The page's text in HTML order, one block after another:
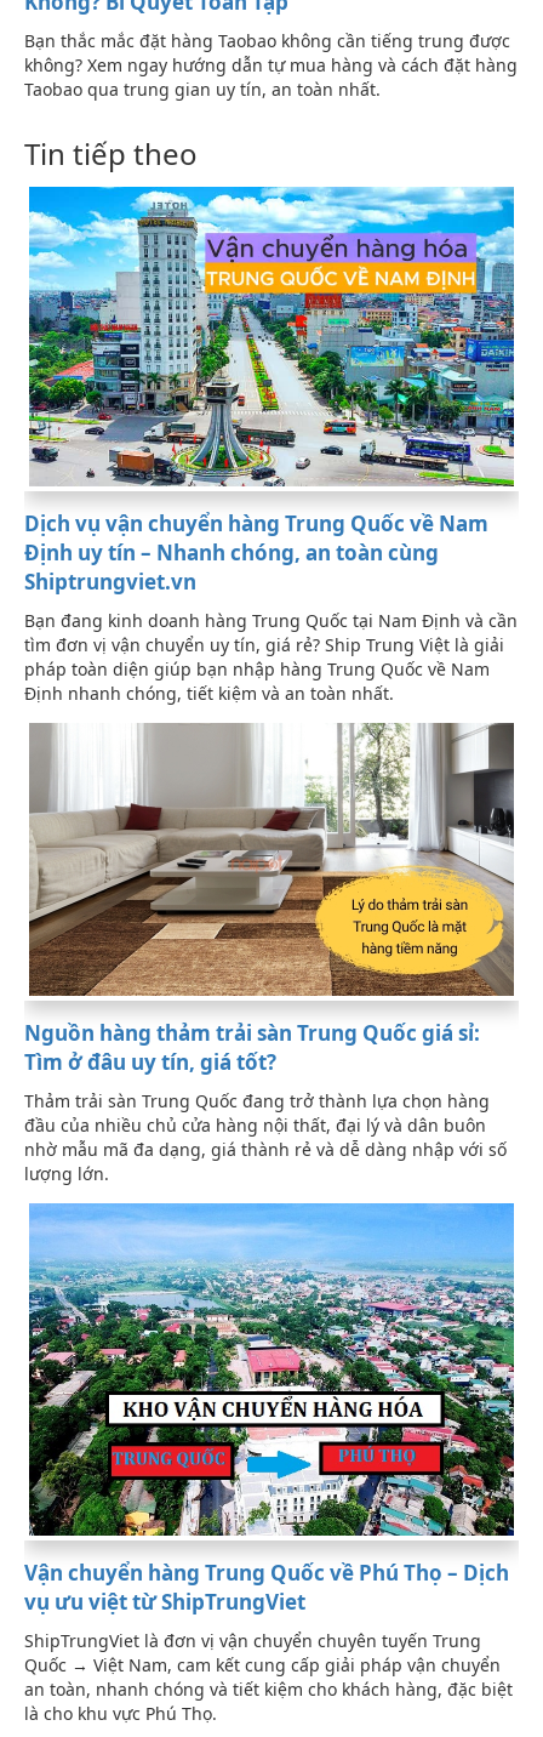
Bạn thắc mắc đặt hàng Taobao không cần tiếng trung được
không? Xem ngay hướng dẫn tự mua hàng và cách đặt hàng
Taobao qua trung gian uy tín, an toàn nhất.
Tin tiếp theo
Dịch vụ vận chuyển hàng Trung Quốc về Nam
Định uy tín – Nhanh chóng, an toàn cùng
Shiptrungviet.vn
Bạn đang kinh doanh hàng Trung Quốc tại Nam Định và cần
tìm đơn vị vận chuyển uy tín, giá rẻ? Ship Trung Việt là giải
pháp toàn diện giúp bạn nhập hàng Trung Quốc về Nam
Định nhanh chóng, tiết kiệm và an toàn nhất.
Nguồn hàng thảm trải sàn Trung Quốc giá sỉ:
Tìm ở đâu uy tín, giá tốt?
Thảm trải sàn Trung Quốc đang trở thành lựa chọn hàng
đầu của nhiều chủ cửa hàng nội thất, đại lý và dân buôn
nhờ mẫu mã đa dạng, giá thành rẻ và dễ dàng nhập với số
lượng lớn.
Vận chuyển hàng Trung Quốc về Phú Thọ – Dịch
vụ ưu việt từ ShipTrungViet
ShipTrungViet là đơn vị vận chuyển chuyên tuyến Trung
Quốc → Việt Nam, cam kết cung cấp giải pháp vận chuyển
an toàn, nhanh chóng và tiết kiệm cho khách hàng, đặc biệt
là cho khu vực Phú Thọ.